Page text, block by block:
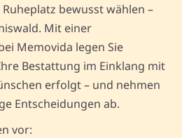
bewusst wählen –
Mit einer
Memovida legen Sie
Bestattung im Einklang mit
erfolgt – und nehmen
Entscheidungen ab.
vor: